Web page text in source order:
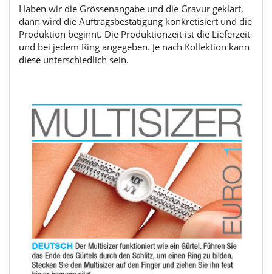
Haben wir die Grössenangabe und die Gravur geklärt,
dann wird die Auftragsbestätigung konkretisiert und die
Produktion beginnt. Die Produktionzeit ist die Lieferzeit
und bei jedem Ring angegeben. Je nach Kollektion kann
diese unterschiedlich sein.